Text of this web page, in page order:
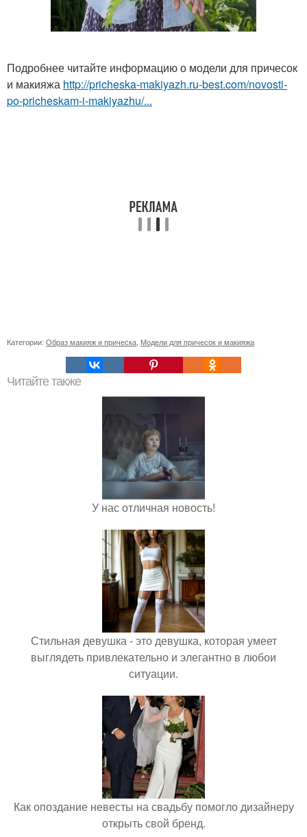
Подробнее читайте информацию о модели для причесок
и макияжа http://pricheska-makiyazh.ru-best.com/novosti-
po-pricheskam-i-makiyazhu/...
Категории: Образ макияж и прическа Модели для причесок и макияжа
Читайте также
У нас отличная новость!
Стильная девушка - это девушка, которая умеет
выглядеть привлекательно и элегантно в любои
ситуации.
Как опоздание невесты на свадьбу помогло дизайнеру
открыть свой бренд.